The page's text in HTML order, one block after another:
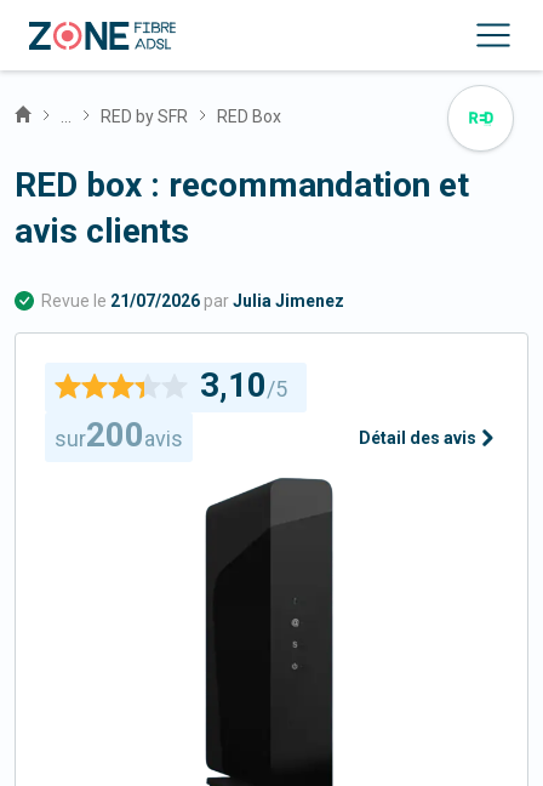
RED by SFR RED Box
RED box : recommandation et
avis clients
Revue le 21/07/2026 parJulia Jimenez
3,10/5
sur200avis Détail des avis